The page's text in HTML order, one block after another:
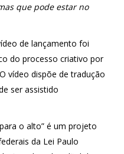
que pode estar no
de lançamento foi
do processo criativo por
vídeo dispõe de tradução
ser assistido
o alto” é um projeto
da Lei Paulo